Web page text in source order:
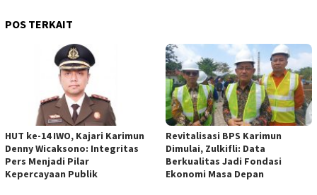
POS TERKAIT
HUT ke-14 IWO, Kajari Karimun
Denny Wicaksono: Integritas
Pers Menjadi Pilar
Kepercayaan Publik
Revitalisasi BPS Karimun
Dimulai, Zulkifli: Data
Berkualitas Jadi Fondasi
Ekonomi Masa Depan